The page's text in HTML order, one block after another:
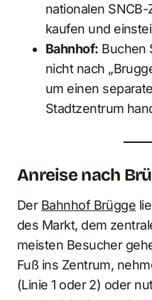
nationalen
kaufen und
Bahnhof: Buchen
nicht nach
um einen
Stadtzentrum
Anreise nach
Der Bahnhof Brügge
des Markt, dem
meisten Besucher
Fuß ins Zentrum,
(Linie 1 oder 2) oder